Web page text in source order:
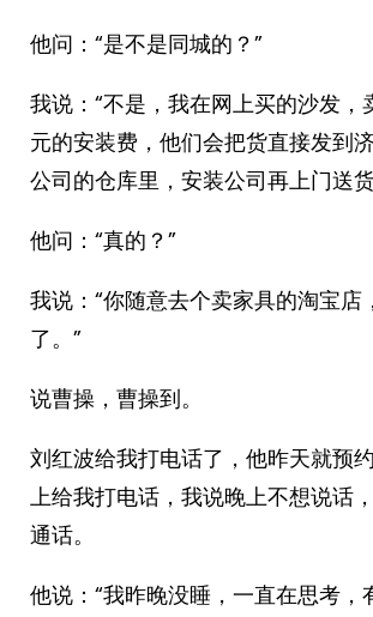
他问：“是不是同城的？”
我说：“不是，我在网上买的沙发，
元的安装费，他们会把货直接发到
公司的仓库里，安装公司再上门送
他问：“真的？”
我说：“你随意去个卖家具的淘宝店
了。”
说曹操，曹操到。
刘红波给我打电话了，他昨天就预
上给我打电话，我说晚上不想说话
通话。
他说：“我昨晚没睡，一直在思考，